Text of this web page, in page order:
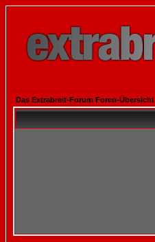
Das Extrabreit-Forum Foren-Übersicht